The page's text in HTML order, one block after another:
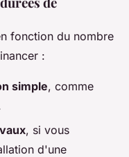
fonction du nombre
:
simple, comme
, si vous
d'une